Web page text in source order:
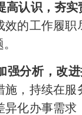
高认识，夯
效的工作履
强分析，改
施，持续在
异化办事需